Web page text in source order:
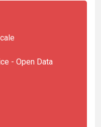
- Open Data